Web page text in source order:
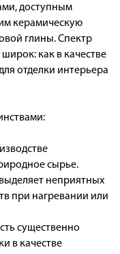
доступным
керамическую
глины. Спектр
как в качестве
отделки интерьера
сырье.
неприятных
при нагревании или
существенно
в качестве